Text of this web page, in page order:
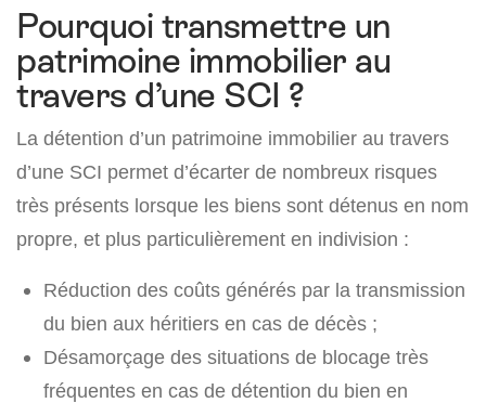
Pourquoi transmettre un
patrimoine immobilier au
travers d’une SCI ?
La détention d’un patrimoine immobilier au travers
d’une SCI permet d’écarter de nombreux risques
très présents lorsque les biens sont détenus en nom
propre, et plus particulièrement en indivision :
Réduction des coûts générés par la transmission
du bien aux héritiers en cas de décès ;
Désamorçage des situations de blocage très
fréquentes en cas de détention du bien en